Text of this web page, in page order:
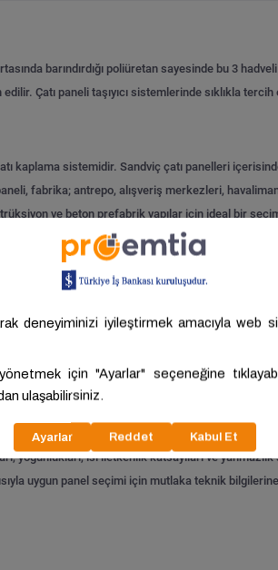
barındırdığı poliüretan sayesinde bu 3
edilir. Çatı paneli taşıyıcı sistemlerinde sıklıkla
kaplama sistemidir. Sandviç çatı panelleri
fabrika; antrepo, alışveriş merkezleri,
ve beton prefabrik yapılar için ideal bir
Orta kısmındaki poliüretan dolgu, bu
Çift tarafı farklı kalınlıkta boyalı galvaniz
çatı veya yüzeyini kaplar.
Bu 3 hadveli
ile doldurulan panellerdir. Matkap uçlu vidalar
arttıkça, sandviç panelin yapısal sağlamlığı ve
yoğunlukları, ısı iletkenlik katsayıları ve
uygun panel seçimi için mutlaka teknik bilgilerine